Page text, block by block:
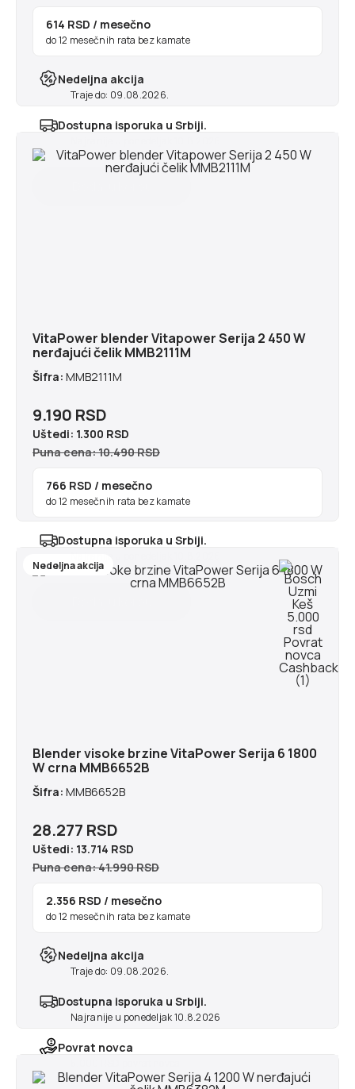
614 RSD / mesečno
do 12 mesečnih rata bez kamate
Nedeljna akcija
Traje do: 09.08.2026.
Dostupna isporuka u Srbiji.
VitaPower blender Vitapower Serija 2 450 W
nerđajući čelik MMB2111M
Šifra: MMB2111M
9.190 RSD
Uštedi: 1.300 RSD
Puna cena: 10.490 RSD
766 RSD / mesečno
do 12 mesečnih rata bez kamate
Dostupna isporuka u Srbiji.
Nedeljna akcija
Blender visoke brzine VitaPower Serija 6 1800
W crna MMB6652B
Šifra: MMB6652B
28.277 RSD
Uštedi: 13.714 RSD
Puna cena: 41.990 RSD
2.356 RSD / mesečno
do 12 mesečnih rata bez kamate
Nedeljna akcija
Traje do: 09.08.2026.
Dostupna isporuka u Srbiji.
Najranije u ponedeljak 10.8.2026
Povrat novca